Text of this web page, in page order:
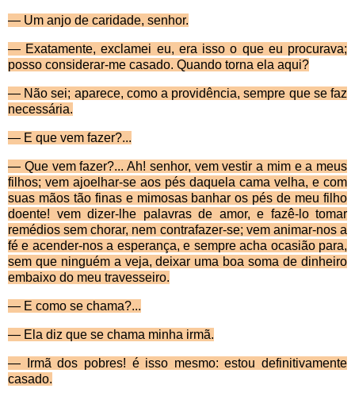
— Um anjo de caridade, senhor.
— Exatamente, exclamei eu, era isso o que eu pro­curava;
posso considerar-me casado. Quando torna ela aqui?
— Não sei; aparece, como a providência, sempre que se faz
necessária.
— E que vem fazer?...
— Que vem fazer?... Ah! senhor, vem vestir a mim e a meus
filhos; vem ajoelhar-se aos pés daquela cama velha, e com
suas mãos tão finas e mimosas banhar os pés de meu filho
doente! vem dizer-lhe palavras de amor, e fazê-lo tomar
remédios sem chorar, nem contra­fazer-se; vem animar-nos a
fé e acender-nos a esperança, e sempre acha ocasião para,
sem que ninguém a veja, deixar uma boa soma de dinheiro
embaixo do meu tra­vesseiro.
— E como se chama?...
— Ela diz que se chama minha irmã.
— Irmã dos pobres! é isso mesmo: estou definiti­vamente
casado.